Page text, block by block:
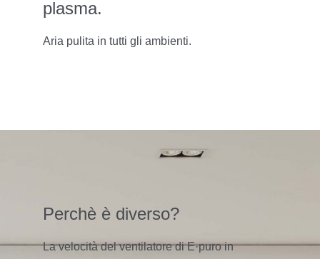
plasma.
Aria pulita in tutti gli ambienti.
Perchè è diverso?
La velocità del ventilatore di E·puro in